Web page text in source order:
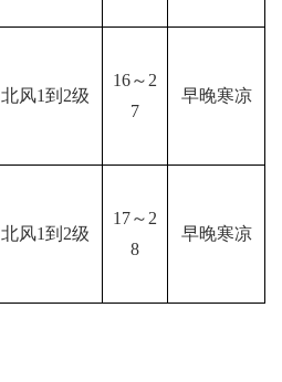
北风1到2级
16～2
7
早晚寒凉
北风1到2级
17～2
8
早晚寒凉